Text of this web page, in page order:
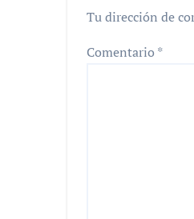
Tu dirección de
Comentario *